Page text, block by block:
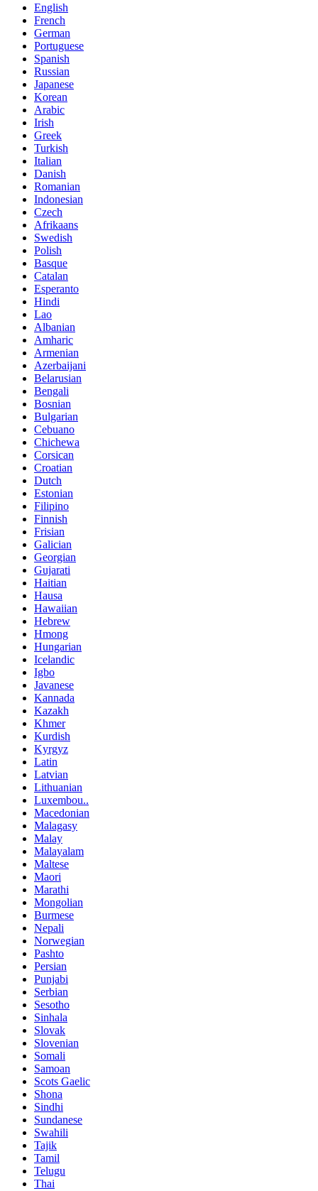
English
French
German
Portuguese
Spanish
Russian
Japanese
Korean
Arabic
Irish
Greek
Turkish
Italian
Danish
Romanian
Indonesian
Czech
Afrikaans
Swedish
Polish
Basque
Catalan
Esperanto
Hindi
Lao
Albanian
Amharic
Armenian
Azerbaijani
Belarusian
Bengali
Bosnian
Bulgarian
Cebuano
Chichewa
Corsican
Croatian
Dutch
Estonian
Filipino
Finnish
Frisian
Galician
Georgian
Gujarati
Haitian
Hausa
Hawaiian
Hebrew
Hmong
Hungarian
Icelandic
Igbo
Javanese
Kannada
Kazakh
Khmer
Kurdish
Kyrgyz
Latin
Latvian
Lithuanian
Luxembou..
Macedonian
Malagasy
Malay
Malayalam
Maltese
Maori
Marathi
Mongolian
Burmese
Nepali
Norwegian
Pashto
Persian
Punjabi
Serbian
Sesotho
Sinhala
Slovak
Slovenian
Somali
Samoan
Scots Gaelic
Shona
Sindhi
Sundanese
Swahili
Tajik
Tamil
Telugu
Thai